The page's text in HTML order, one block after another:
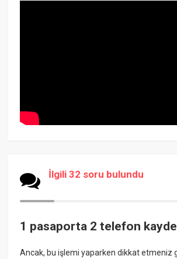
İlgili 32 soru bulundu
1 pasaporta 2 telefon
Ancak, bu işlemi yaparken dikkat etmeniz